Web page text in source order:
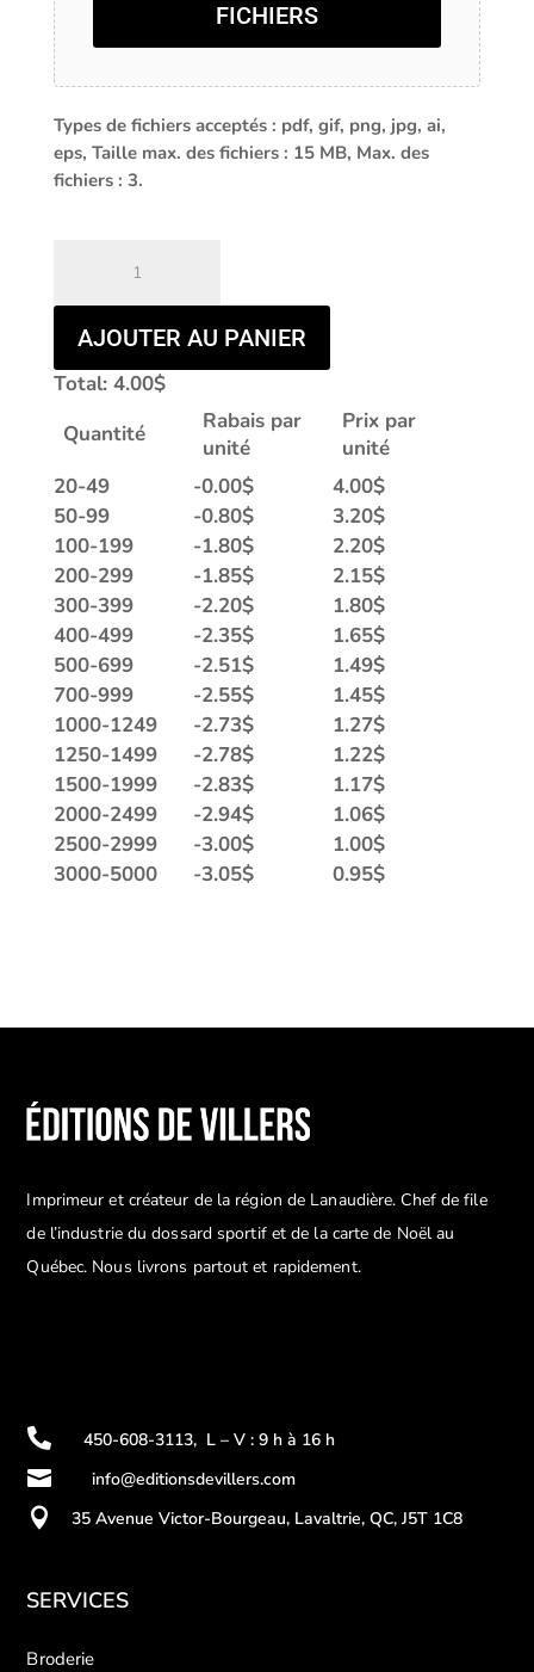
FICHIERS
Types de fichiers acceptés : pdf, gif, png, jpg, ai,
eps, Taille max. des fichiers : 15 MB, Max. des
fichiers : 3.
EDV-
1470C
|
CARRÉ
ANNIVERSAIRE
EN
BOITE
AJOUTER AU PANIER
Total: 4.00$
Quantité
Rabais par
unité
Prix par
unité
20-49
-0.00$ 4.00$
50-99
-0.80$ 3.20$
100-199
-1.80$ 2.20$
200-299
-1.85$ 2.15$
300-399
-2.20$ 1.80$
400-499
-2.35$ 1.65$
500-699
-2.51$ 1.49$
700-999
-2.55$ 1.45$
1000-1249
-2.73$ 1.27$
1250-1499
-2.78$ 1.22$
1500-1999
-2.83$ 1.17$
2000-2499
-2.94$ 1.06$
2500-2999
-3.00$ 1.00$
3000-5000
-3.05$ 0.95$
Imprimeur et créateur de la région de Lanaudière. Chef de file
de l’industrie du dossard sportif et de la carte de Noël au
Québec. Nous livrons partout et rapidement.
 450-608-3113, L – V : 9 h à 16 h
 info@editionsdevillers.com
 35 Avenue Victor-Bourgeau, Lavaltrie, QC, J5T 1C8
SERVICES
Broderie